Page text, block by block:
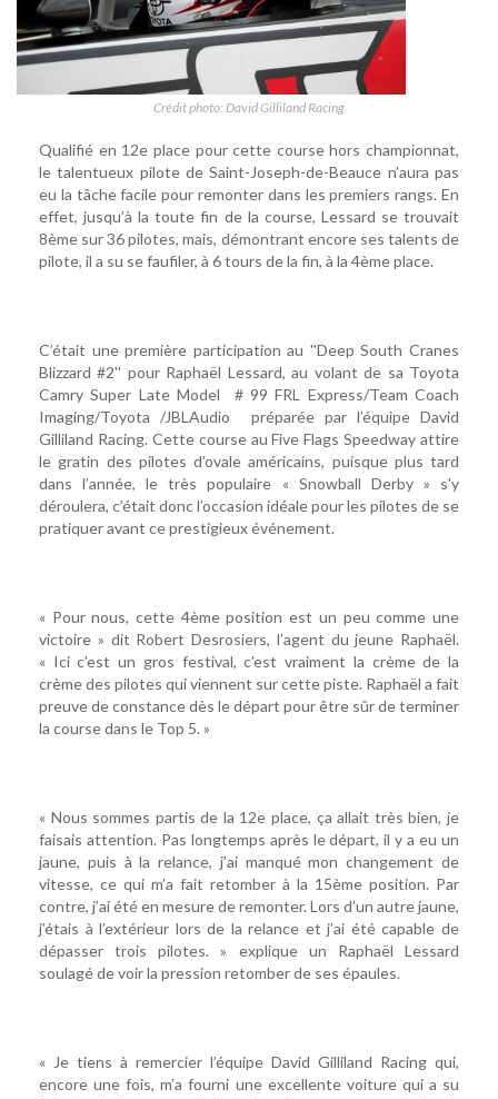
Crédit photo: David Gilliland Racing
Qualifié en 12e place pour cette course hors championnat,
le talentueux pilote de Saint-Joseph-de-Beauce n’aura pas
eu la tâche facile pour remonter dans les premiers rangs. En
effet, jusqu’à la toute fin de la course, Lessard se trouvait
8ème sur 36 pilotes, mais, démontrant encore ses talents de
pilote, il a su se faufiler, à 6 tours de la fin, à la 4ème place.
C’était une première participation au ''Deep South Cranes
Blizzard #2'' pour Raphaël Lessard, au volant de sa Toyota
Camry Super Late Model # 99 FRL Express/Team Coach
Imaging/Toyota /JBLAudio préparée par l’équipe David
Gilliland Racing. Cette course au Five Flags Speedway attire
le gratin des pilotes d’ovale américains, puisque plus tard
dans l’année, le très populaire « Snowball Derby » s'y
déroulera, c’était donc l’occasion idéale pour les pilotes de se
pratiquer avant ce prestigieux événement.
« Pour nous, cette 4ème position est un peu comme une
victoire » dit Robert Desrosiers, l’agent du jeune Raphaël.
« Ici c’est un gros festival, c’est vraiment la crème de la
crème des pilotes qui viennent sur cette piste. Raphaël a fait
preuve de constance dès le départ pour être sûr de terminer
la course dans le Top 5. »
« Nous sommes partis de la 12e place, ça allait très bien, je
faisais attention. Pas longtemps après le départ, il y a eu un
jaune, puis à la relance, j’ai manqué mon changement de
vitesse, ce qui m’a fait retomber à la 15ème position. Par
contre, j’ai été en mesure de remonter. Lors d’un autre jaune,
j’étais à l’extérieur lors de la relance et j’ai été capable de
dépasser trois pilotes. » explique un Raphaël Lessard
soulagé de voir la pression retomber de ses épaules.
« Je tiens à remercier l’équipe David Gilliland Racing qui,
encore une fois, m’a fourni une excellente voiture qui a su